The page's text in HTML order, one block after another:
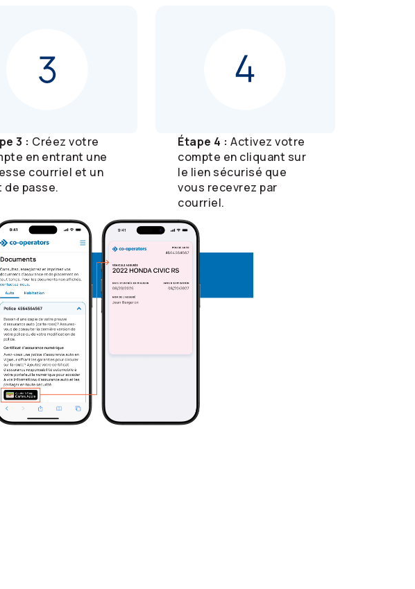
3 : Créez votre
en entrant une
courriel et un
de passe.
Étape 4 : Activez votre
compte en cliquant sur
le lien sécurisé que
vous recevrez par
courriel.